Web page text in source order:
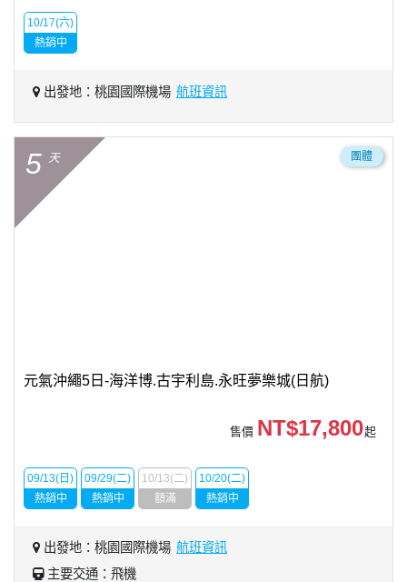
10/17(六)
熱銷中
出發地：桃園國際機場 航班資訊
5 天 團體
元氣沖繩5日-海洋博.古宇利島.永旺夢樂城(日航)
售價 NT$17,800起
09/13(日)
熱銷中
09/29(二)
熱銷中
10/13(二)
額滿
10/20(二)
熱銷中
出發地：桃園國際機場 航班資訊
主要交通：飛機